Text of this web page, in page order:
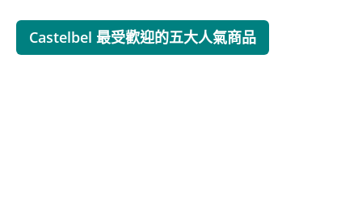
Castelbel 最受歡迎的五大人氣商品